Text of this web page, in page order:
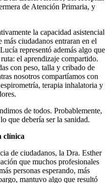
de Atención Primaria, y
la capacidad asistencial
ciudadanos entraran en el
representó además algo que
el aprendizaje compartido.
con peso, talla y cribado de
nosotros compartíamos con
terapia inhalatoria y
de todos. Probablemente,
que debería ser la sanidad.
clínica
de ciudadanos, la Dra. Esther
que muchos profesionales
personas esperando, más
mantuvo algo que resultó